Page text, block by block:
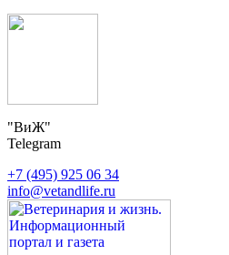
"ВиЖ"
Telegram
+7 (495) 925 06 34
info@vetandlife.ru